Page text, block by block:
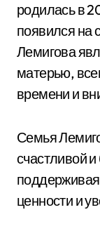
родилась в
появился на
Лемигова
матерью,
времени и
Семья
счастливой
поддерживая
ценности и